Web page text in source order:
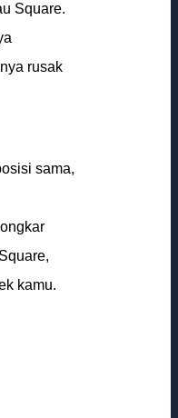
Square.
rusak
sama,
kamu.